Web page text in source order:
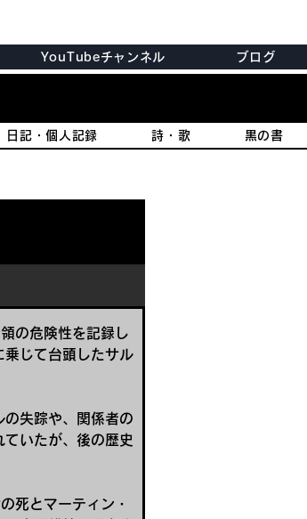
YouTubeチャンネル ブログ
日記・個人記録 詩・歌 黒の書
の危険性を記録し
乗じて台頭したサル
失踪や、関係者の
いたが、後の歴史
死とマーティン・